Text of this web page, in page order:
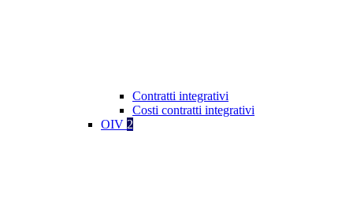
Contratti integrativi
Costi contratti integrativi
OIV 2